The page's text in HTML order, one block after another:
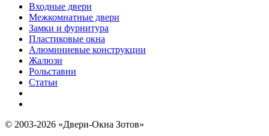
Входные двери
Межкомнатные двери
Замки и фурнитура
Пластиковые окна
Алюминиевые конструкции
Жалюзи
Рольставни
Статьи
© 2003-2026 «Двери-Окна Зотов»